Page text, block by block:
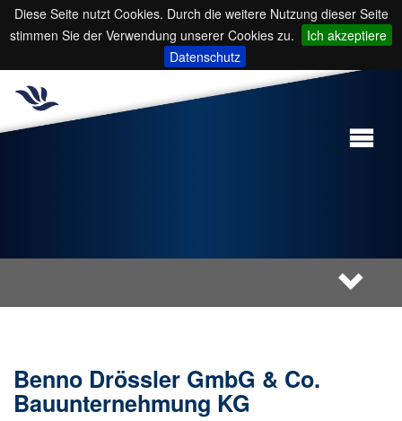
Diese Seite nutzt Cookies. Durch die weitere Nutzung dieser Seite
stimmen Sie der Verwendung unserer Cookies zu.
Ich akzeptiere
Datenschutz
Benno Drössler GmbG & Co.
Bauunternehmung KG